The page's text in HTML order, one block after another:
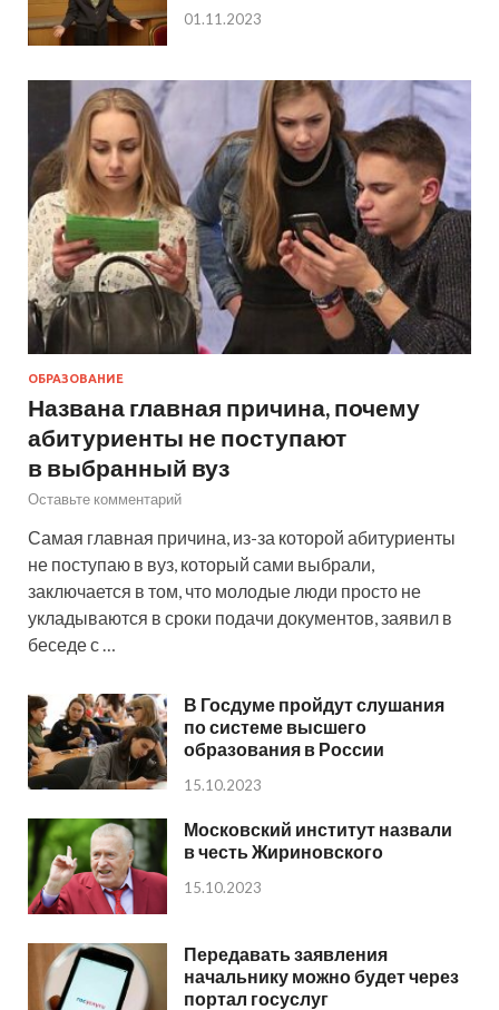
01.11.2023
ОБРАЗОВАНИЕ
Названа главная причина, почему
абитуриенты не поступают
в выбранный вуз
Оставьте комментарий
Самая главная причина, из-за которой абитуриенты
не поступаю в вуз, который сами выбрали,
заключается в том, что молодые люди просто не
укладываются в сроки подачи документов, заявил в
беседе с …
В Госдуме пройдут слушания
по системе высшего
образования в России
15.10.2023
Московский институт назвали
в честь Жириновского
15.10.2023
Передавать заявления
начальнику можно будет через
портал госуслуг